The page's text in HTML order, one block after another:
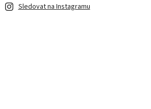
Sledovat na Instagramu